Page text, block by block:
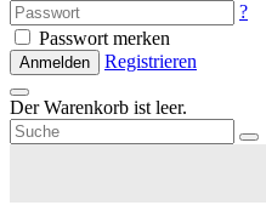
?
Passwort merken
Anmelden Registrieren
Der Warenkorb ist leer.